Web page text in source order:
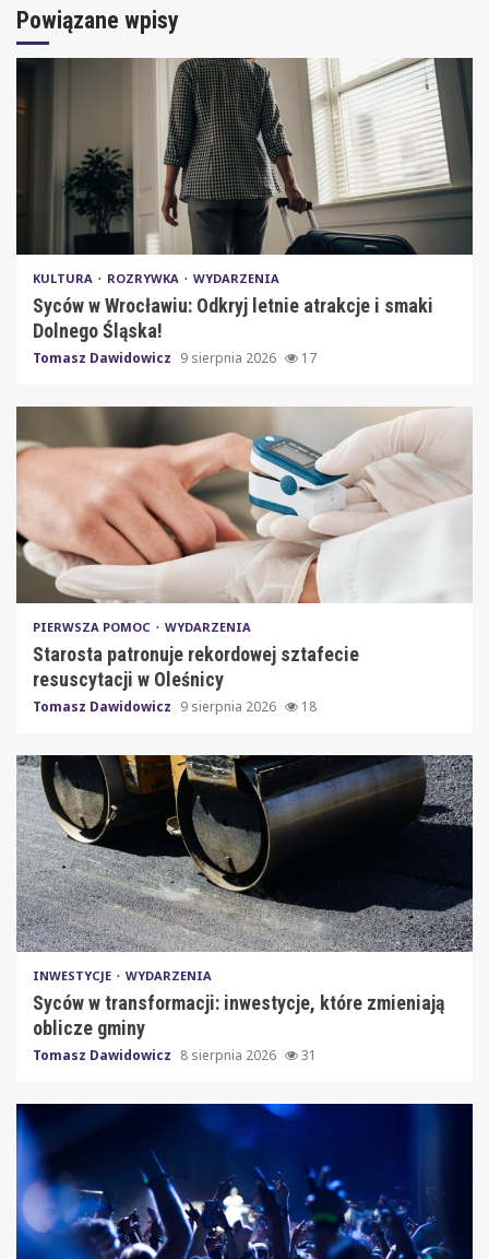
Powiązane wpisy
KULTURA ROZRYWKA WYDARZENIA
Syców w Wrocławiu: Odkryj letnie atrakcje i smaki
Dolnego Śląska!
Tomasz Dawidowicz 9 sierpnia 2026 17
PIERWSZA POMOC WYDARZENIA
Starosta patronuje rekordowej sztafecie
resuscytacji w Oleśnicy
Tomasz Dawidowicz 9 sierpnia 2026 18
INWESTYCJE WYDARZENIA
Syców w transformacji: inwestycje, które zmieniają
oblicze gminy
Tomasz Dawidowicz 8 sierpnia 2026 31